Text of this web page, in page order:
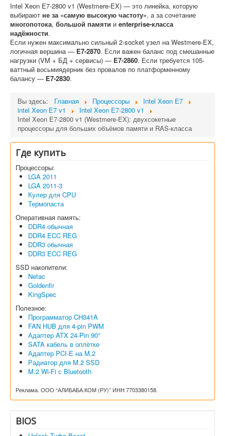
Intel Xeon E7-2800 v1 (Westmere-EX) — это линейка, которую
выбирают не за «самую высокую частоту», а за сочетание
многопотока, большой памяти и enterprise-класса
надёжности.
Если нужен максимально сильный 2-socket узел на Westmere-EX,
логичная вершина — E7-2870. Если важен баланс под смешанные
нагрузки (VM + БД + сервисы) — E7-2860. Если требуется 105-
ваттный восьмиядерник без провалов по платформенному
балансу — E7-2830.
Вы здесь: Главная Процессоры
Intel Xeon E7
intel Xeon E7 v1
Intel Xeon E7-2800 v1
Intel Xeon E7-2800 v1 (Westmere-EX): двухсокетные
процессоры для больших объёмов памяти и RAS-класса
Где купить
Процессоры:
LGA 2011
LGA 2011-3
Кулер для CPU
Термопаста
Оперативная память:
DDR4 обычная
DDR4 ECC REG
DDR3 обычная
DDR3 ECC REG
SSD накопители:
Netac
Goldenfir
KingSpec
Полезное:
Программатор CH341A
FAN HUB для 4-pin PWM
Адаптер ATX 24-Pin 90°
SATA кабель в оплётке
Адаптер PCI-E на M.2
Радиатор для M.2 SSD
M.2 Wi-Fi с Bluetooth
Реклама. ООО “АЛИБАБА.КОМ (РУ)” ИНН 7703380158.
BIOS